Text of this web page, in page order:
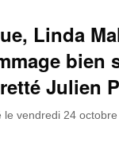
Linda
bien
Julien
le vendredi 24 octobre